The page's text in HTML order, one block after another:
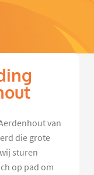
van
die grote
sturen
op pad om